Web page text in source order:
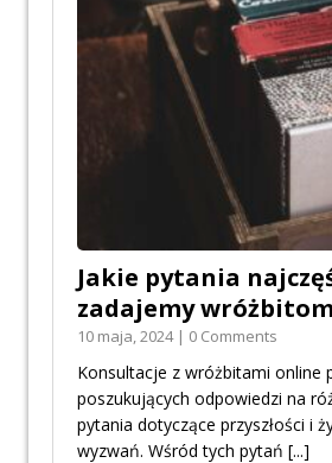
Jakie pytania
zadajemy
10 maja, 2024 | 0 Comments
Konsultacje z wróżbitami online
poszukujących odpowiedzi na
pytania dotyczące przyszłości i
wyzwań. Wśród tych pytań [...]